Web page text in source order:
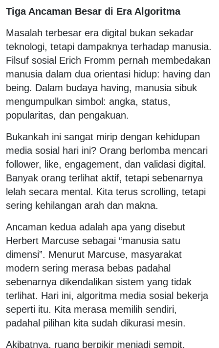
Tiga Ancaman Besar di Era Algoritma
Masalah terbesar era digital bukan sekadar
teknologi, tetapi dampaknya terhadap manusia.
Filsuf sosial Erich Fromm pernah membedakan
manusia dalam dua orientasi hidup: having dan
being. Dalam budaya having, manusia sibuk
mengumpulkan simbol: angka, status,
popularitas, dan pengakuan.
Bukankah ini sangat mirip dengan kehidupan
media sosial hari ini? Orang berlomba mencari
follower, like, engagement, dan validasi digital.
Banyak orang terlihat aktif, tetapi sebenarnya
lelah secara mental. Kita terus scrolling, tetapi
sering kehilangan arah dan makna.
Ancaman kedua adalah apa yang disebut
Herbert Marcuse sebagai “manusia satu
dimensi”. Menurut Marcuse, masyarakat
modern sering merasa bebas padahal
sebenarnya dikendalikan sistem yang tidak
terlihat. Hari ini, algoritma media sosial bekerja
seperti itu. Kita merasa memilih sendiri,
padahal pilihan kita sudah dikurasi mesin.
Akibatnya, ruang berpikir menjadi sempit.